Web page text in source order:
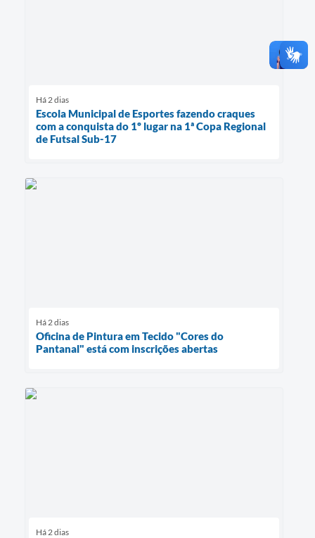
Há 2 dias
Escola Municipal de Esportes fazendo craques
com a conquista do 1º lugar na 1ª Copa Regional
de Futsal Sub-17
Há 2 dias
Oficina de Pintura em Tecido "Cores do
Pantanal" está com inscrições abertas
Há 2 dias